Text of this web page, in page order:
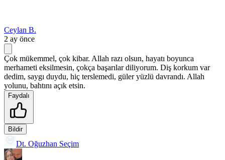
Ceylan B.
2 ay önce
Çok mükemmel, çok kibar. Allah razı olsun, hayatı boyunca
merhameti eksilmesin, çokça başarılar diliyorum. Diş korkum var
dedim, saygı duydu, hiç terslemedi, güler yüzlü davrandı. Allah
yolunu, bahtını açık etsin.
Faydalı
Bildir
Dt. Oğuzhan Seçim